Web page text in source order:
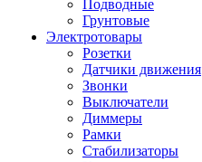
Подводные
Грунтовые
Электротовары
Розетки
Датчики движения
Звонки
Выключатели
Диммеры
Рамки
Стабилизаторы